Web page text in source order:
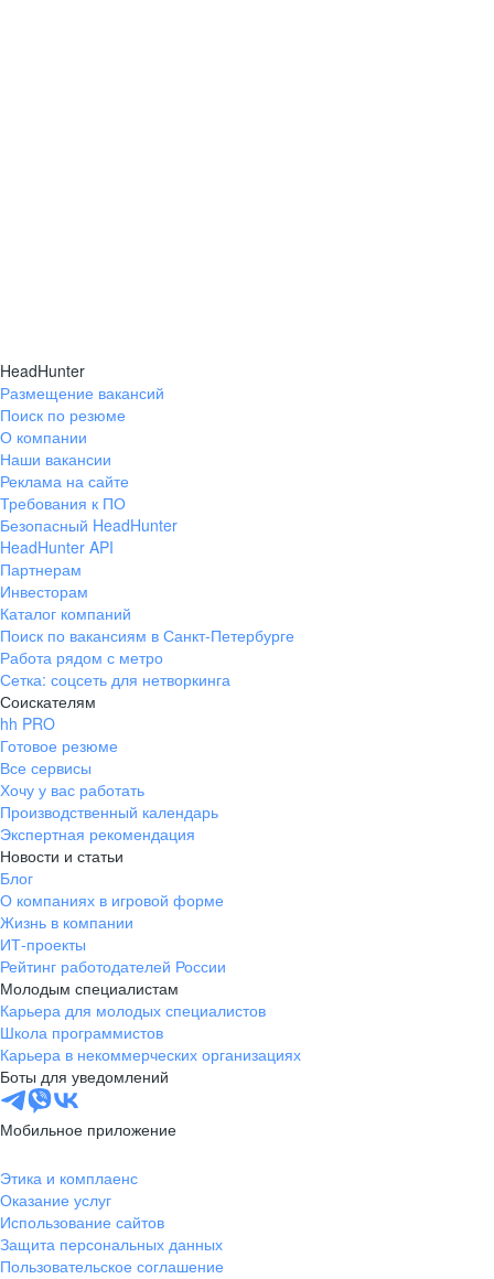
HeadHunter
Размещение вакансий
Поиск по резюме
О компании
Наши вакансии
Реклама на сайте
Требования к ПО
Безопасный HeadHunter
HeadHunter API
Партнерам
Инвесторам
Каталог компаний
Поиск по вакансиям в Санкт-Петербурге
Работа рядом с метро
Сетка: соцсеть для нетворкинга
Соискателям
hh PRO
Готовое резюме
Все сервисы
Хочу у вас работать
Производственный календарь
Экспертная рекомендация
Новости и статьи
Блог
О компаниях в игровой форме
Жизнь в компании
ИТ-проекты
Рейтинг работодателей России
Молодым специалистам
Карьера для молодых специалистов
Школа программистов
Карьера в некоммерческих организациях
Боты для уведомлений
Мобильное приложение
Этика и комплаенс
Оказание услуг
Использование сайтов
Защита персональных данных
Пользовательское соглашение